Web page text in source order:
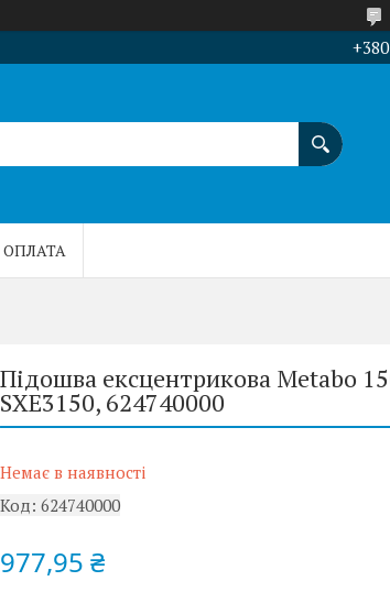
ОПЛАТА
Підошва ексцентрикова Metabo
SXE3150, 624740000
Немає в наявності
Код: 624740000
977,95 ₴